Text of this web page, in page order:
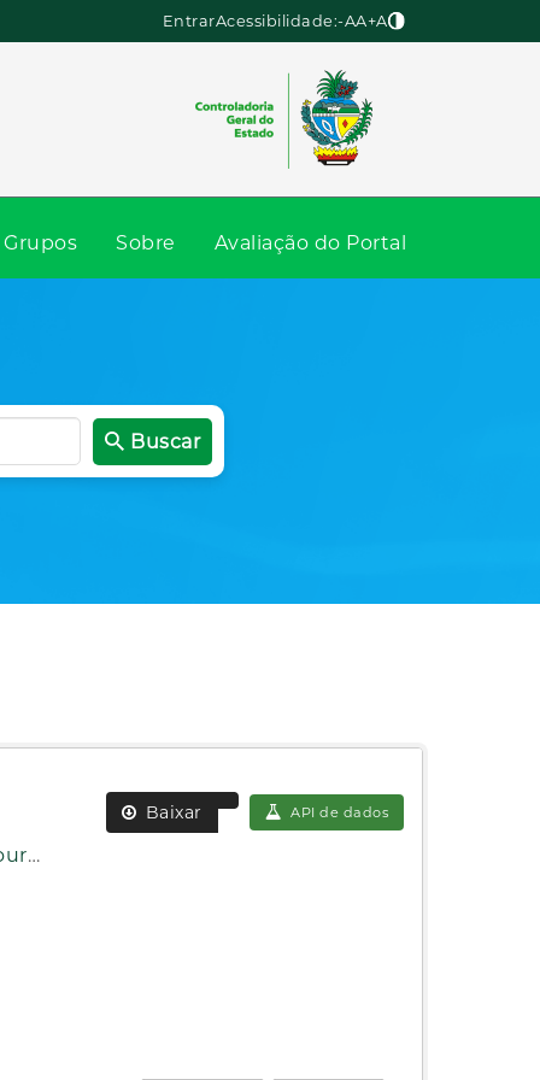
EntrarAcessibilidade:-AA+A
Grupos Sobre Avaliação do Portal
Buscar
Baixar API de dados